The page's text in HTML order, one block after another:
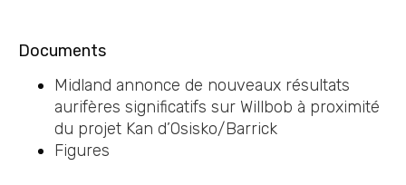
Documents
Midland annonce de nouveaux résultats
aurifères significatifs sur Willbob à proximité
du projet Kan d’Osisko/Barrick
Figures